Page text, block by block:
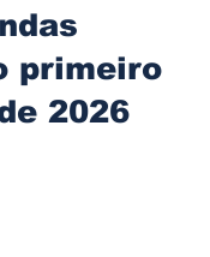
primeiro
2026
de 5 estrelas.